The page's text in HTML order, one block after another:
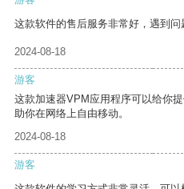
这款软件的售后服务非常好，遇到问
2024-08-18
游客
这款加速器VPM应用程序可以给你
助你在网络上自由移动。
2024-08-18
游客